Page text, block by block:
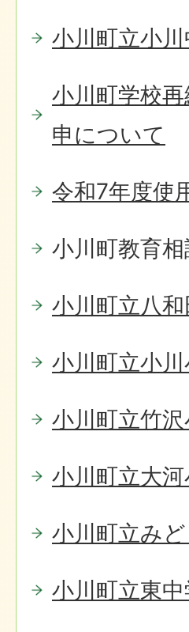
小川町立小
小川町学校
申について
令和7年度使
小川町教育
小川町立八
小川町立小
小川町立竹
小川町立大
小川町立み
小川町立東